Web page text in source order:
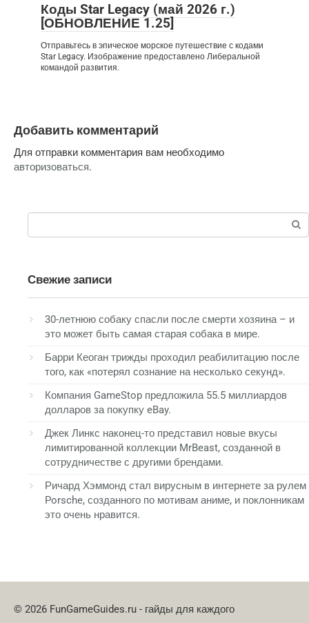
Коды Star Legacy (май 2026 г.)
[ОБНОВЛЕНИЕ 1.25]
Отправьтесь в эпическое морское путешествие с кодами
Star Legacy. Изображение предоставлено Либеральной
командой развития.
Добавить комментарий
Для отправки комментария вам необходимо
авторизоваться.
Поиск:
Свежие записи
30-летнюю собаку спасли после смерти хозяина – и
это может быть самая старая собака в мире.
Барри Кеоган трижды проходил реабилитацию после
того, как «потерял сознание на несколько секунд».
Компания GameStop предложила 55.5 миллиардов
долларов за покупку eBay.
Джек Линкс наконец-то представил новые вкусы
лимитированной коллекции MrBeast, созданной в
сотрудничестве с другими брендами.
Ричард Хэммонд стал вирусным в интернете за рулем
Porsche, созданного по мотивам аниме, и поклонникам
это очень нравится.
© 2026 FunGameGuides.ru - гайды для каждого